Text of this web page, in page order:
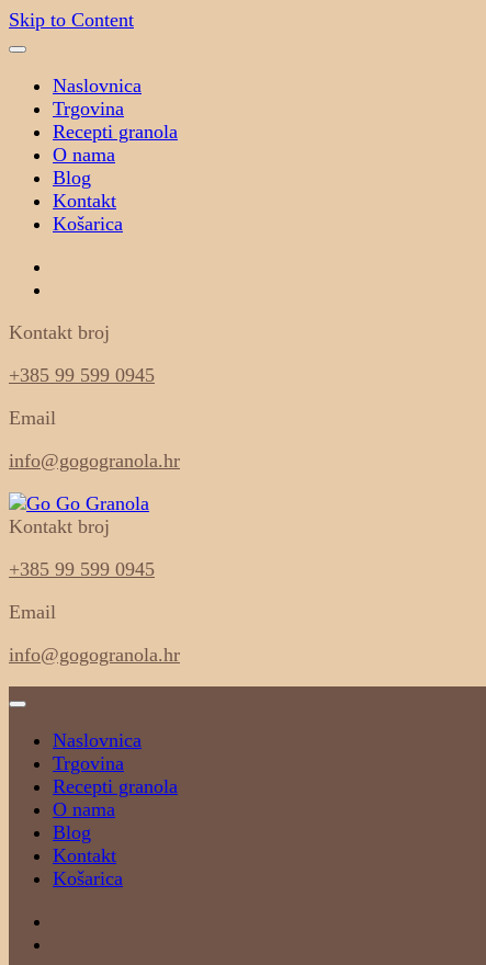
Skip to Content
Naslovnica
Trgovina
Recepti granola
O nama
Blog
Kontakt
Košarica
Kontakt broj
+385 99 599 0945
Email
info@gogogranola.hr
Go Go Granola
Kontakt broj
+385 99 599 0945
Email
info@gogogranola.hr
Naslovnica
Trgovina
Recepti granola
O nama
Blog
Kontakt
Košarica